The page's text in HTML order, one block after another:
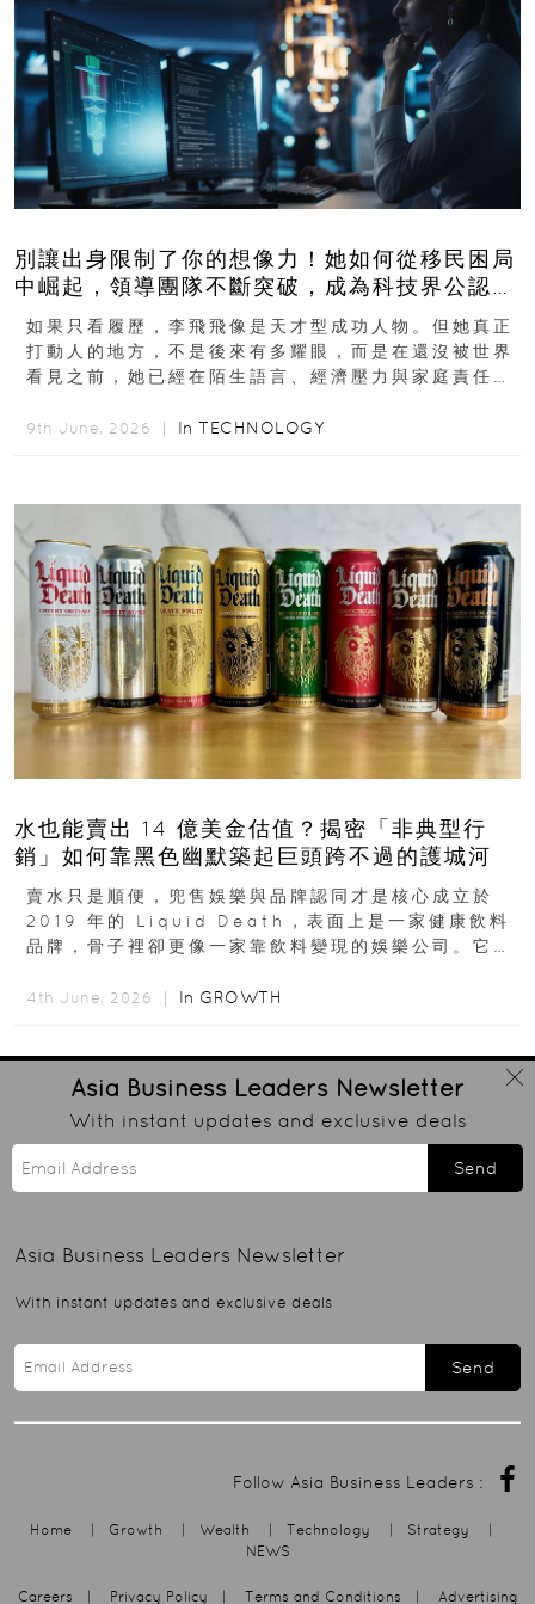
別讓出身限制了你的想像力！她如何從移民困局
中崛起，領導團隊不斷突破，成為科技界公認的
「教母」？
如果只看履歷，李飛飛像是天才型成功人物。但她真正
打動人的地方，不是後來有多耀眼，而是在還沒被世界
看見之前，她已經在陌生語言、經濟壓力與家庭責任之
西...
9th June, 2026 ｜ In TECHNOLOGY
水也能賣出 14 億美金估值？揭密「非典型行
銷」如何靠黑色幽默築起巨頭跨不過的護城河
賣水只是順便，兜售娛樂與品牌認同才是核心成立於
2019 年的 Liquid Death，表面上是一家健康飲料
品牌，骨子裡卻更像一家靠飲料變現的娛樂公司。它最
4th June, 2026 ｜ In GROWTH
Asia Business Leaders Newsletter
With instant updates and exclusive deals
Send
Asia Business Leaders Newsletter
With instant updates and exclusive deals
Send
Follow Asia Business Leaders :
Home Growth Wealth Technology Strategy
NEWS
Careers Privacy Policy Terms and Conditions Advertising